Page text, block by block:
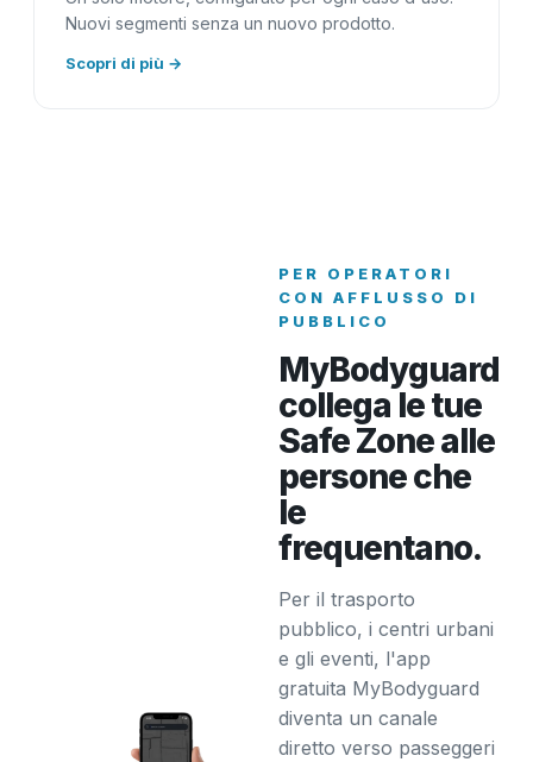
Nuovi segmenti senza un nuovo prodotto.
Scopri di più →
PER OPERATORI
CON AFFLUSSO DI
PUBBLICO
MyBodyguard
collega le tue
Safe Zone alle
persone che
le
frequentano.
Per il trasporto
pubblico, i centri urbani
e gli eventi, l'app
gratuita MyBodyguard
diventa un canale
diretto verso passeggeri